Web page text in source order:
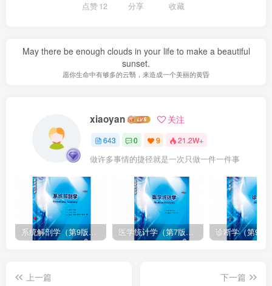
点赞12 分享 收藏
May there be enough clouds in your life to make a beautiful
sunset.
愿你生命中有够多的云翳，来造成一个美丽的黄昏
xiaoyan 关注
643 0 9 21.2W+
做许多事情的捷径就是一次只做一件一件事
系统解剖学（第9版）丁文龙主编_人卫版教材.PDF电子书下载 医学统计学（第7版）李康主编_人卫版教材.PDF电子书下载
上一篇
下一篇